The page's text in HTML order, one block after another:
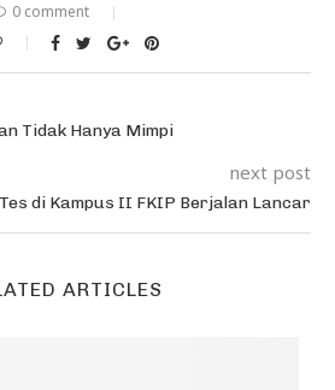
0 comment
Tidak Hanya Mimpi
next post
Tes di Kampus II FKIP Berjalan Lancar
ARTICLES